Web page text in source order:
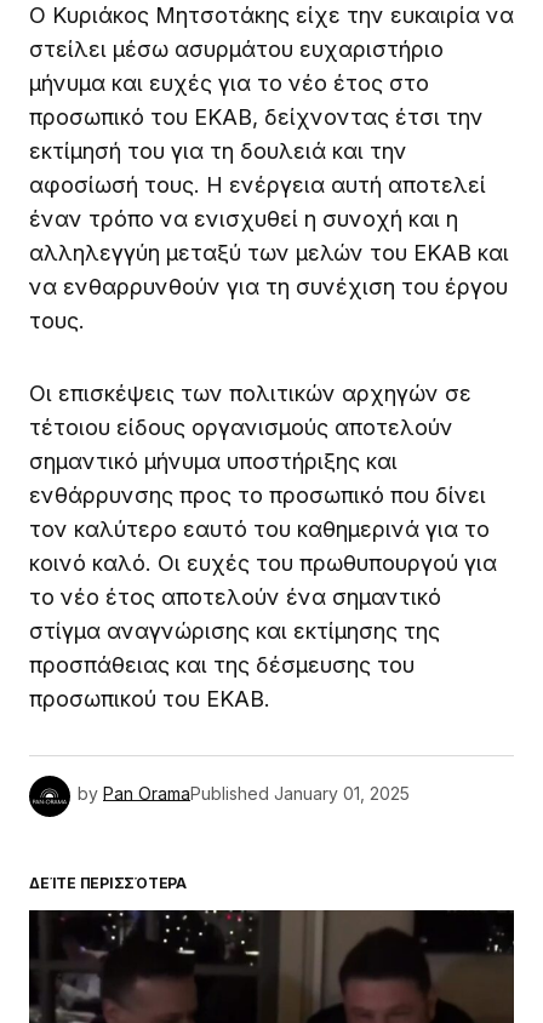
Ο Κυριάκος Μητσοτάκης είχε την ευκαιρία να
στείλει μέσω ασυρμάτου ευχαριστήριο
μήνυμα και ευχές για το νέο έτος στο
προσωπικό του ΕΚΑΒ, δείχνοντας έτσι την
εκτίμησή του για τη δουλειά και την
αφοσίωσή τους. Η ενέργεια αυτή αποτελεί
έναν τρόπο να ενισχυθεί η συνοχή και η
αλληλεγγύη μεταξύ των μελών του ΕΚΑΒ και
να ενθαρρυνθούν για τη συνέχιση του έργου
τους.
Οι επισκέψεις των πολιτικών αρχηγών σε
τέτοιου είδους οργανισμούς αποτελούν
σημαντικό μήνυμα υποστήριξης και
ενθάρρυνσης προς το προσωπικό που δίνει
τον καλύτερο εαυτό του καθημερινά για το
κοινό καλό. Οι ευχές του πρωθυπουργού για
το νέο έτος αποτελούν ένα σημαντικό
στίγμα αναγνώρισης και εκτίμησης της
προσπάθειας και της δέσμευσης του
προσωπικού του ΕΚΑΒ.
by Pan OramaPublished January 01, 2025
ΔΕΊΤΕ ΠΕΡΙΣΣΌΤΕΡΑ